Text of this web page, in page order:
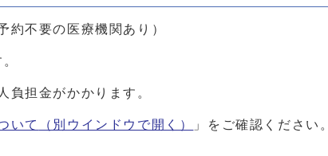
約不要の医療機関あり）
担金がかかります。
いて （別ウインドウで開く） 」をご確認ください。